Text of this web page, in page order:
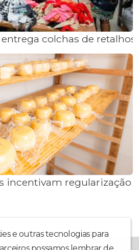
colchas de retalhos
incentivam regularização
e outras tecnologias para